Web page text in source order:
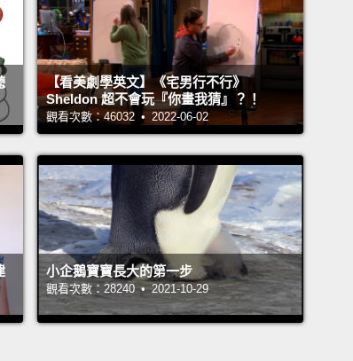
things all day. Here's some guy's wallet,
watch, and...these ones belonged to
who left them unattended at McDonald's.
西喔。這是某人的皮夾、一個好看的手錶，還
可憐人遺留在麥當勞的鞋子。
look like kids' shoes.
起來像是小朋友的鞋子。
yeah. They were sitting outside the ball
【看美劇學英文】《宅男行不行》
Sheldon 超不會玩『你畫我猜』？！
觀看次數：46032 • 2022-06-02
小企鵝寶寶長大的第一步
觀看次數：28240 • 2021-10-29